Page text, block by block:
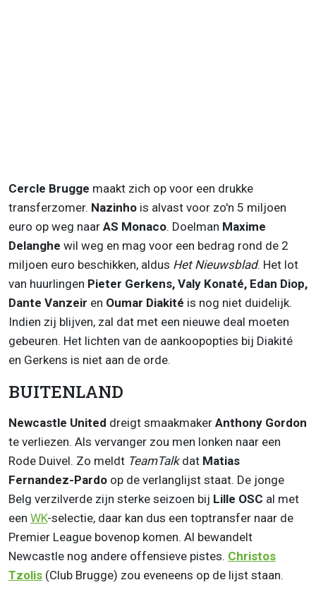
Cercle Brugge maakt zich op voor een drukke
transferzomer. Nazinho is alvast voor zo'n 5 miljoen
euro op weg naar AS Monaco. Doelman Maxime
Delanghe wil weg en mag voor een bedrag rond de 2
miljoen euro beschikken, aldus Het Nieuwsblad. Het lot
van huurlingen Pieter Gerkens, Valy Konaté, Edan Diop,
Dante Vanzeir en Oumar Diakité is nog niet duidelijk.
Indien zij blijven, zal dat met een nieuwe deal moeten
gebeuren. Het lichten van de aankoopopties bij Diakité
en Gerkens is niet aan de orde.
BUITENLAND
Newcastle United dreigt smaakmaker Anthony Gordon
te verliezen. Als vervanger zou men lonken naar een
Rode Duivel. Zo meldt TeamTalkdat Matias
Fernandez-Pardo op de verlanglijst staat. De jonge
Belg verzilverde zijn sterke seizoen bij Lille OSC al met
een WK-selectie, daar kan dus een toptransfer naar de
Premier League bovenop komen. Al bewandelt
Newcastle nog andere offensieve pistes. Christos
Tzolis (Club Brugge) zou eveneens op de lijst staan.